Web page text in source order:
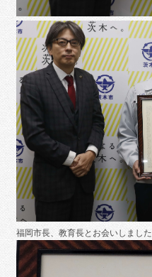
福岡市長、教育長とお会いしました